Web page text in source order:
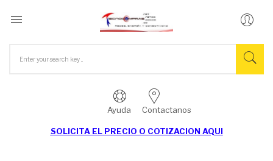

Ayuda Contactanos
SOLICITA EL PRECIO O COTIZACION AQUI